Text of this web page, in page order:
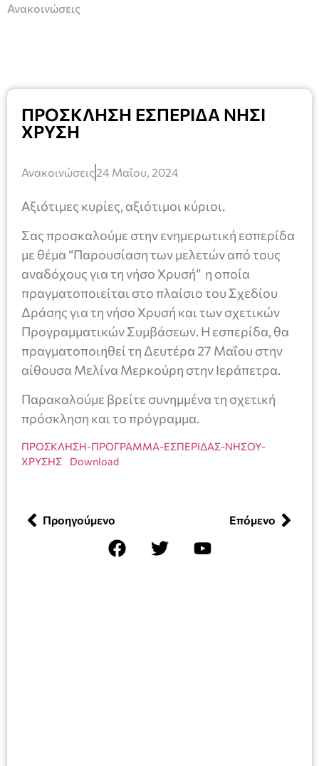
Ανακοινώσεις
ΠΡΟΣΚΛΗΣΗ ΕΣΠΕΡΙΔΑ ΝΗΣΙ
ΧΡΥΣΗ
Ανακοινώσεις 24 Μαΐου, 2024
Αξιότιμες κυρίες, αξιότιμοι κύριοι.
Σας προσκαλούμε στην ενημερωτική εσπερίδα
με θέμα “Παρουσίαση των μελετών από τους
αναδόχους για τη νήσο Χρυσή” η οποία
πραγματοποιείται στο πλαίσιο του Σχεδίου
Δράσης για τη νήσο Χρυσή και των σχετικών
Προγραμματικών Συμβάσεων. Η εσπερίδα, θα
πραγματοποιηθεί τη Δευτέρα 27 Μαΐου στην
αίθουσα Μελίνα Μερκούρη στην Ιεράπετρα.
Παρακαλούμε βρείτε συνημμένα τη σχετική
πρόσκληση και το πρόγραμμα.
ΠΡΟΣΚΛΗΣΗ-ΠΡΟΓΡΑΜΜΑ-ΕΣΠΕΡΙΔΑΣ-ΝΗΣΟΥ-
ΧΡΥΣΗΣ
Download
Προηγούμενο Επόμενο